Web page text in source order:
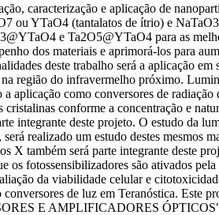
caracterização e aplicação de
ou YTaO4 (tantalatos de ítrio) e
e Ta2O5@YTaO4 para as
dos materiais e aprimorá-los para
deste trabalho será a aplicação
região do infravermelho próximo.
aplicação como conversores de
conforme a concentração e
integrante deste projeto. O estudo da
realizado um estudo destes
X também será parte integrante deste
os fotossensibilizadores são ativados
da viabilidade celular e
conversores de luz em Teranóstica.
E AMPLIFICADORES